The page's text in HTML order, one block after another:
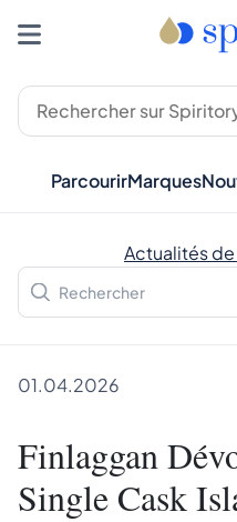
ParcourirMarques
Actualités
01.04.2026
Finlaggan
Single Cask